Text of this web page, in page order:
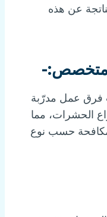
عن هذه
فرق عمل مدرّبة
الحشرات، مما
حسب نوع